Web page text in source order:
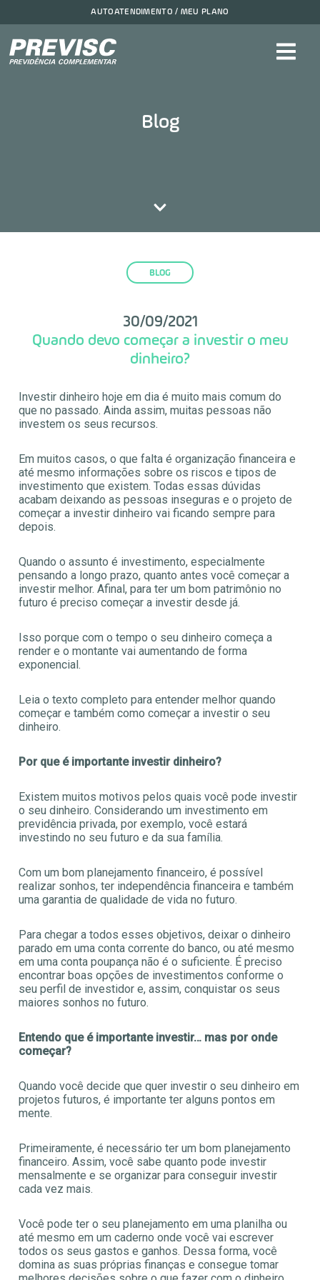
AUTOATENDIMENTO / MEU PLANO
Blog
BLOG
30/09/2021
Quando devo começar a investir o meu
dinheiro?
Investir dinheiro hoje em dia é muito mais comum do
que no passado. Ainda assim, muitas pessoas não
investem os seus recursos.
Em muitos casos, o que falta é organização financeira e
até mesmo informações sobre os riscos e tipos de
investimento que existem. Todas essas dúvidas
acabam deixando as pessoas inseguras e o projeto de
começar a investir dinheiro vai ficando sempre para
depois.
Quando o assunto é investimento, especialmente
pensando a longo prazo, quanto antes você começar a
investir melhor. Afinal, para ter um bom patrimônio no
futuro é preciso começar a investir desde já.
Isso porque com o tempo o seu dinheiro começa a
render e o montante vai aumentando de forma
exponencial.
Leia o texto completo para entender melhor quando
começar e também como começar a investir o seu
dinheiro.
Por que é importante investir dinheiro?
Existem muitos motivos pelos quais você pode investir
o seu dinheiro. Considerando um investimento em
previdência privada, por exemplo, você estará
investindo no seu futuro e da sua família.
Com um bom planejamento financeiro, é possível
realizar sonhos, ter independência financeira e também
uma garantia de qualidade de vida no futuro.
Para chegar a todos esses objetivos, deixar o dinheiro
parado em uma conta corrente do banco, ou até mesmo
em uma conta poupança não é o suficiente. É preciso
encontrar boas opções de investimentos conforme o
seu perfil de investidor e, assim, conquistar os seus
maiores sonhos no futuro.
Entendo que é importante investir… mas por onde
começar?
Quando você decide que quer investir o seu dinheiro em
projetos futuros, é importante ter alguns pontos em
mente.
Primeiramente, é necessário ter um bom planejamento
financeiro. Assim, você sabe quanto pode investir
mensalmente e se organizar para conseguir investir
cada vez mais.
Você pode ter o seu planejamento em uma planilha ou
até mesmo em um caderno onde você vai escrever
todos os seus gastos e ganhos. Dessa forma, você
domina as suas próprias finanças e consegue tomar